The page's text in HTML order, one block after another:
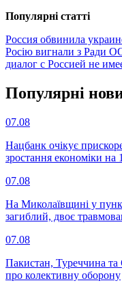
Популярнi статтi
Россия обвинила
Росію вигнали з Ради
диалог с Россией не
Популярнi
07.08
Нацбанк очікує
зростання економіки на
07.08
На Миколаївщині у
загиблий, двоє
07.08
Пакистан, Туреччина та
про колективну оборону